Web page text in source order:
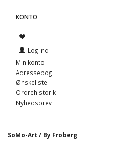
KONTO
Log ind
Min konto
Adressebog
Ønskeliste
Ordrehistorik
Nyhedsbrev
SoMo-Art / By Froberg